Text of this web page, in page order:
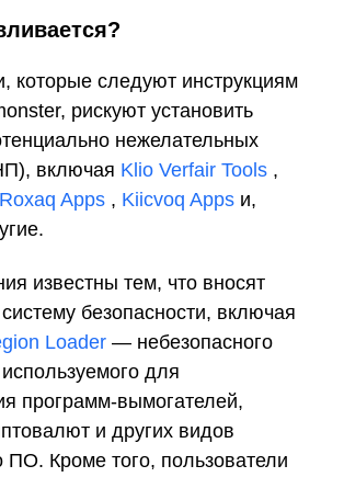
которые следуют инструкциям
рискуют установить
нежелательных
включая Klio Verfair Tools ,
Roxaq Apps , Kiicvoq Apps и,
известны тем, что вносят
безопасности, включая
Loader — небезопасного
для
программ-вымогателей,
и других видов
ПО. Кроме того, пользователи